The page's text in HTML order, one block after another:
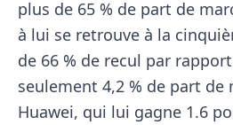
plus de 65 % de part de
à lui se retrouve à la
de 66 % de recul par
seulement 4,2 % de part de
Huawei, qui lui gagne 1.6